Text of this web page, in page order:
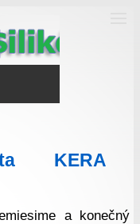
KERA
a konečný